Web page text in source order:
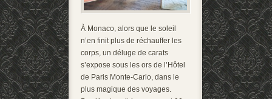
À Monaco, alors que le soleil
n’en finit plus de réchauffer les
corps, un déluge de carats
s’expose sous les ors de l’Hôtel
de Paris Monte-Carlo, dans le
plus magique des voyages.